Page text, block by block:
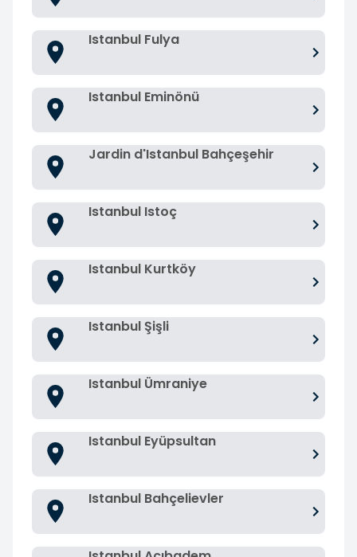
Istanbul Fulya
Istanbul Eminönü
Jardin d'Istanbul Bahçeşehir
Istanbul Istoç
Istanbul Kurtköy
Istanbul Şişli
Istanbul Ümraniye
Istanbul Eyüpsultan
Istanbul Bahçelievler